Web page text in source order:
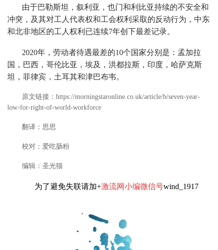
由于巴勒斯坦，叙利亚，也门和利比亚持续的不安全和
冲突，及其对工人代表权和工会权利采取的反动行为，中东
和北非地区的工人权利已连续7年创下最差记录。
2020年，劳动者待遇最差的10个国家分别是：孟加拉
国，巴西，哥伦比亚，埃及，洪都拉斯，印度，哈萨克斯
坦，菲律宾，土耳其和津巴布韦。
原文链接： https://morningstaronline.co.uk/article/b/seven-year-
low-for-right-of-world-workforce
翻译：思思
校对：爱吃肠粉
编辑：圣光猫
为了避免失联请加+激流网小编微信号wind_1917